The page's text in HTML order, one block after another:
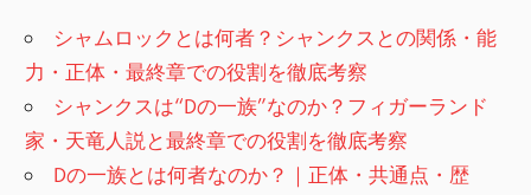
シャムロックとは何者？シャンクスとの関係・能
力・正体・最終章での役割を徹底考察
シャンクスは“Dの一族”なのか？フィガーランド
家・天竜人説と最終章での役割を徹底考察
Dの一族とは何者なのか？｜正体・共通点・歴